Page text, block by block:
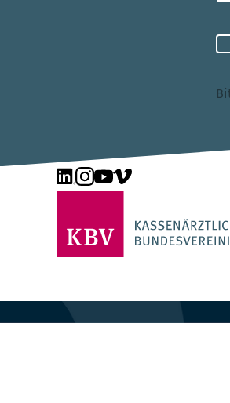
Unsere Seite auf LinkedIn
Unsere Seite auf
Unsere Seite auf
Unsere Seite auf